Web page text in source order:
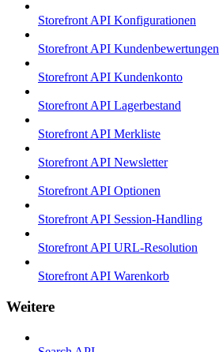
Storefront API Konfigurationen
Storefront API Kundenbewertungen
Storefront API Kundenkonto
Storefront API Lagerbestand
Storefront API Merkliste
Storefront API Newsletter
Storefront API Optionen
Storefront API Session-Handling
Storefront API URL-Resolution
Storefront API Warenkorb
Weitere